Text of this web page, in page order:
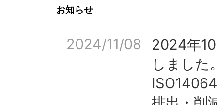
お知らせ
2024/11/08
2024年
しました